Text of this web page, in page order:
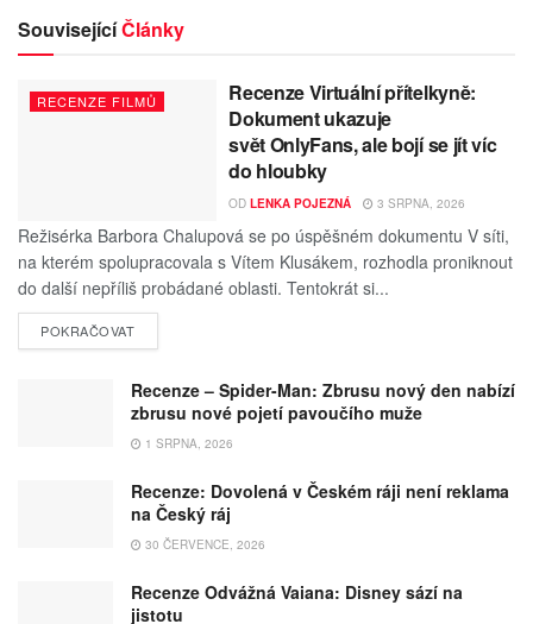
SouvisejícíČlánky
RECENZE FILMŮ
Recenze Virtuální přítelkyně:
Dokument ukazuje
svět OnlyFans, ale bojí se jít víc
do hloubky
OD LENKA POJEZNÁ 3 SRPNA, 2026
Režisérka Barbora Chalupová se po úspěšném dokumentu V síti,
na kterém spolupracovala s Vítem Klusákem, rozhodla proniknout
do další nepříliš probádané oblasti. Tentokrát si...
POKRAČOVAT
Recenze – Spider-Man: Zbrusu nový den nabízí
zbrusu nové pojetí pavoučího muže
1 SRPNA, 2026
Recenze: Dovolená v Českém ráji není reklama
na Český ráj
30 ČERVENCE, 2026
Recenze Odvážná Vaiana: Disney sází na
jistotu